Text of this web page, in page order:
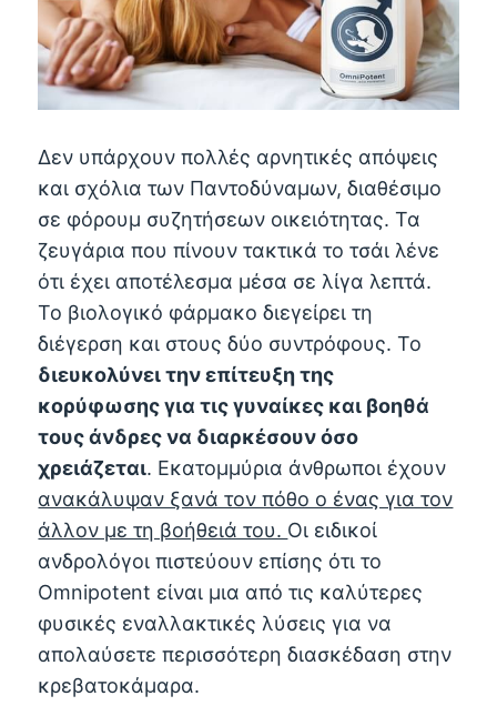
Δεν υπάρχουν πολλές αρνητικές απόψεις
και σχόλια των Παντοδύναμων, διαθέσιμο
σε φόρουμ συζητήσεων οικειότητας. Τα
ζευγάρια που πίνουν τακτικά το τσάι λένε
ότι έχει αποτέλεσμα μέσα σε λίγα λεπτά.
Το βιολογικό φάρμακο διεγείρει τη
διέγερση και στους δύο συντρόφους. Το
διευκολύνει την επίτευξη της
κορύφωσης για τις γυναίκες και βοηθά
τους άνδρες να διαρκέσουν όσο
χρειάζεται. Εκατομμύρια άνθρωποι έχουν
ανακάλυψαν ξανά τον πόθο ο ένας για τον
άλλον με τη βοήθειά του. Οι ειδικοί
ανδρολόγοι πιστεύουν επίσης ότι το
Omnipotent είναι μια από τις καλύτερες
φυσικές εναλλακτικές λύσεις για να
απολαύσετε περισσότερη διασκέδαση στην
κρεβατοκάμαρα.